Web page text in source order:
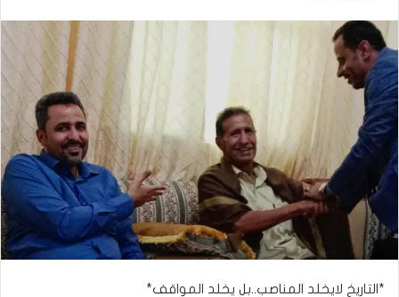
*التاريخ لايخلد المناصب..بل يخلد المواقف*